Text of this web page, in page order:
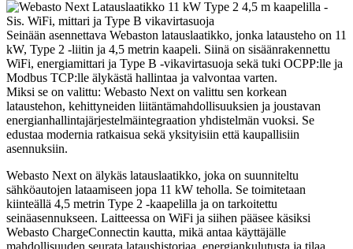
Seinään asennettava Webaston latauslaatikko, jonka latausteho on 11
kW, Type 2 -liitin ja 4,5 metrin kaapeli. Siinä on sisäänrakennettu
WiFi, energiamittari ja Type B -vikavirtasuoja sekä tuki OCPP:lle ja
Modbus TCP:lle älykästä hallintaa ja valvontaa varten.
Miksi se on valittu: Webasto Next on valittu sen korkean
lataustehon, kehittyneiden liitäntämahdollisuuksien ja joustavan
energianhallintajärjestelmäintegraation yhdistelmän vuoksi. Se
edustaa modernia ratkaisua sekä yksityisiin että kaupallisiin
asennuksiin.
Webasto Next on älykäs latauslaatikko, joka on suunniteltu
sähköautojen lataamiseen jopa 11 kW teholla. Se toimitetaan
kiinteällä 4,5 metrin Type 2 -kaapelilla ja on tarkoitettu
seinäasennukseen. Laitteessa on WiFi ja siihen pääsee käsiksi
Webasto ChargeConnectin kautta, mikä antaa käyttäjälle
mahdollisuuden seurata lataushistoriaa, energiankulutusta ja tilaa